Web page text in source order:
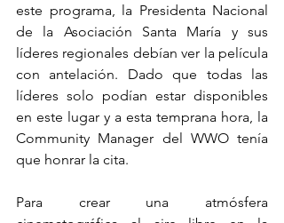
este programa, la Presidenta Nacional
de la Asociación Santa María y sus
líderes regionales debían ver la película
con antelación. Dado que todas las
líderes solo podían estar disponibles
en este lugar y a esta temprana hora, la
Community Manager del WWO tenía
que honrar la cita.
Para crear una atmósfera